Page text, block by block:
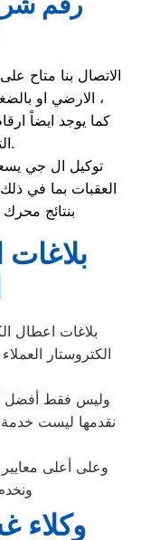
الاتصال بنا متاح
الارضي او بالضغط علي ايقونة الهاتف ثم الاتصال ،
كما يوجد ايضاً
التواصل مع عملائنا.
توكيل ال جي
العقبات بما في
بنتائج
بلاغات اعطال
الكتروستار
وليس فقط أفضل
نقدمها ليست
وعلى أعلى
وكلاء